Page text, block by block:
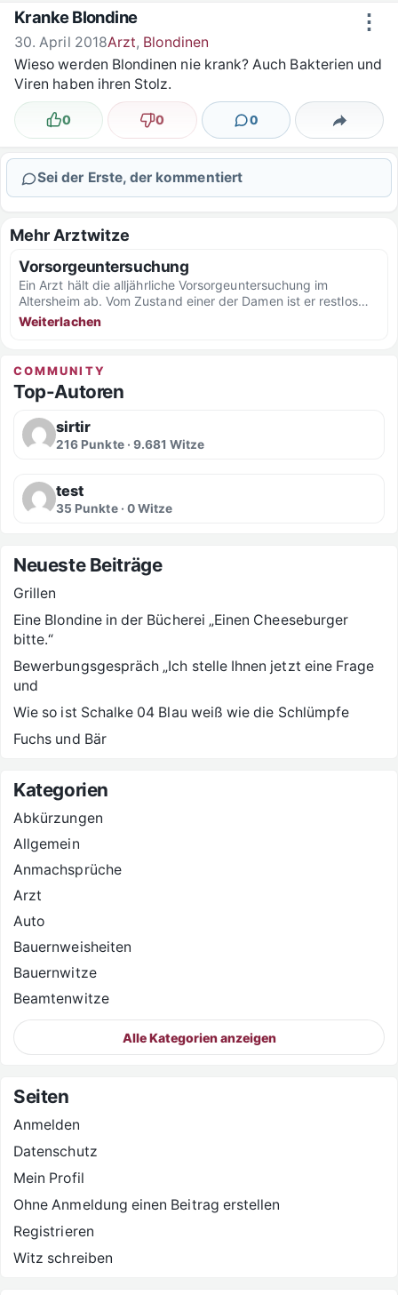
Zum Inhalt springen ⋮
Kranke Blondine
30. April 2018Arzt, Blondinen
Wieso werden Blondinen nie krank? Auch Bakterien und
Viren haben ihren Stolz.
Lustig
0 Nicht lustig
0 0
Kommentare Teilen
Sei der Erste, der kommentiert
Mehr Arztwitze
Vorsorgeuntersuchung
Ein Arzt hält die alljährliche Vorsorgeuntersuchung im
Altersheim ab. Vom Zustand einer der Damen ist er restlos
begeistert:...
Weiterlachen
COMMUNITY
Top-Autoren
sirtir
216 Punkte · 9.681 Witze
test
35 Punkte · 0 Witze
Neueste Beiträge
Grillen
Eine Blondine in der Bücherei „Einen Cheeseburger
bitte.“
Bewerbungsgespräch „Ich stelle Ihnen jetzt eine Frage
und
Wie so ist Schalke 04 Blau weiß wie die Schlümpfe
Fuchs und Bär
Kategorien
Abkürzungen
Allgemein
Anmachsprüche
Arzt
Auto
Bauernweisheiten
Bauernwitze
Beamtenwitze
Alle Kategorien anzeigen
Seiten
Anmelden
Datenschutz
Mein Profil
Ohne Anmeldung einen Beitrag erstellen
Registrieren
Witz schreiben